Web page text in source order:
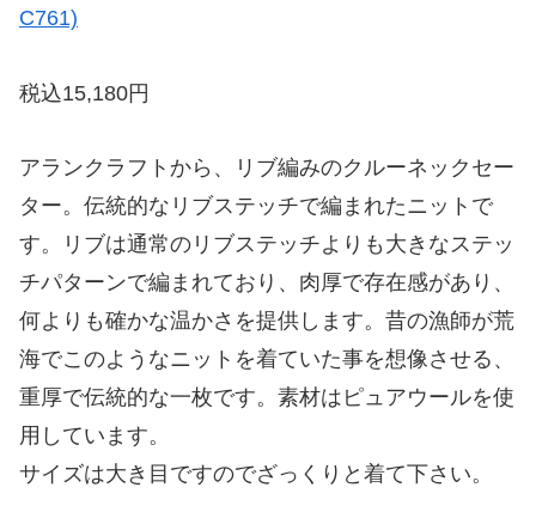
C761)
税込15,180円
アランクラフトから、リブ編みのクルーネックセー
ター。伝統的なリブステッチで編まれたニットで
す。リブは通常のリブステッチよりも大きなステッ
チパターンで編まれており、肉厚で存在感があり、
何よりも確かな温かさを提供します。昔の漁師が荒
海でこのようなニットを着ていた事を想像させる、
重厚で伝統的な一枚です。素材はピュアウールを使
用しています。
サイズは大き目ですのでざっくりと着て下さい。